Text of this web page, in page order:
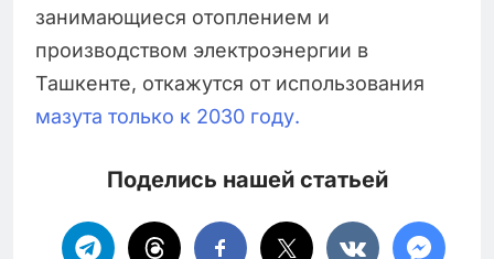
занимающиеся отоплением и
производством электроэнергии в
Ташкенте, откажутся от использования
мазута только к 2030 году.
Поделись нашей статьей